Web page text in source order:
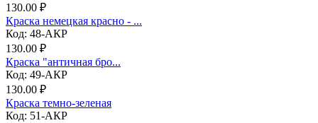
130.00 ₽
Краска немецкая красно - ...
Код: 48-АКР
130.00 ₽
Краска "античная бро...
Код: 49-АКР
130.00 ₽
Краска темно-зеленая
Код: 51-АКР